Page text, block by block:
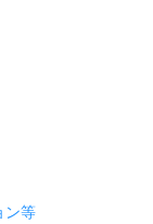
ン等